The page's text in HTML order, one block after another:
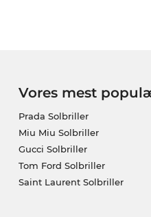
Vores mest
Prada Solbriller
Miu Miu Solbriller
Gucci Solbriller
Tom Ford Solbriller
Saint Laurent Solbriller